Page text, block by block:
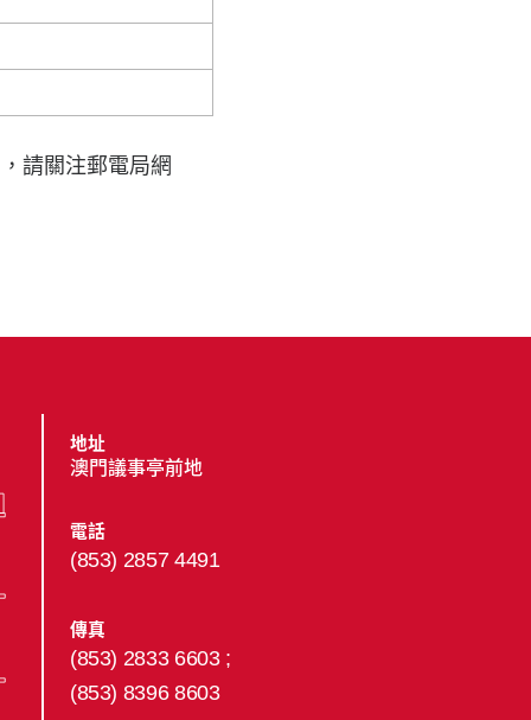
請關注郵電局網
地址
澳門議事亭前地
電話
(853) 2857 4491
傳真
(853) 2833 6603 ;
(853) 8396 8603